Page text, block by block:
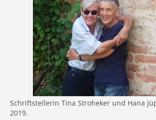
Schriftstellerin Tina Stroheker und Hana
2019.